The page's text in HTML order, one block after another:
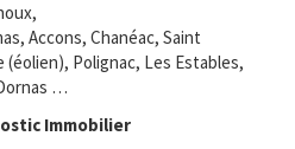
Accons, Chanéac, Saint
(éolien), Polignac, Les Estables,
…
Immobilier